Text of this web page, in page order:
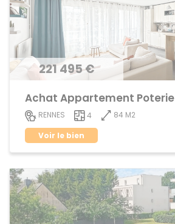
221 495 €
Achat Appartement Poterie
RENNES 4
84 M2
Voir le bien